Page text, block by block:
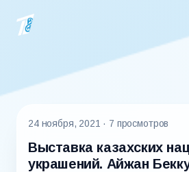
24 ноября, 2021 · 7 просмотров
Выставка казахских
украшений. Айжан